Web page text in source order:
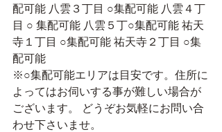
配可能 八雲３丁目 ○集配可能 八雲４丁
目 ○ 集配可能 八雲５丁○集配可能 祐天
寺１丁目 ○集配可能 祐天寺２丁目 ○集
配可能
※○集配可能エリアは目安です。住所に
よってはお伺いする事が難しい場合が
ございます。 どうぞお気軽にお問い合
わせ下さいませ。